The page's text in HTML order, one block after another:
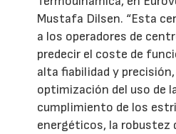
Mustafa Dilsen. “Esta
a los operadores de
predecir el coste de
alta fiabilidad y
optimización del uso de
cumplimiento de los
energéticos, la robustez